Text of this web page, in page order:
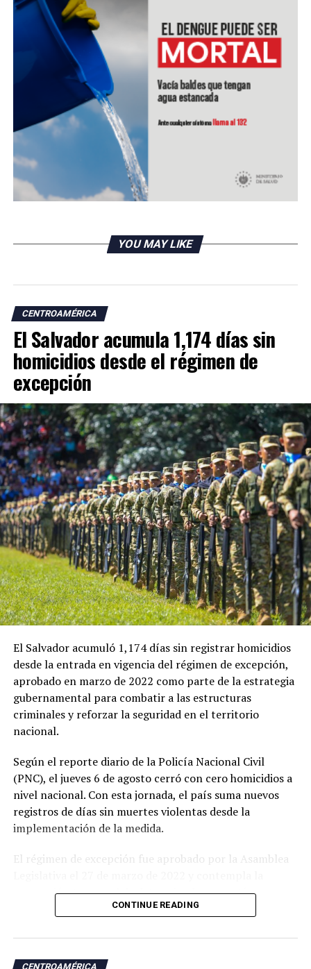
DON'T MISS
Costa Rica reporta solo 6 casos nuevos de Covid-19,
pero alertan riesgo de repunte
YOU MAY LIKE
CENTROAMÉRICA
El Salvador acumula 1,174 días sin
homicidios desde el régimen de
excepción
El Salvador acumuló 1,174 días sin registrar homicidios
desde la entrada en vigencia del régimen de excepción,
aprobado en marzo de 2022 como parte de la estrategia
gubernamental para combatir a las estructuras
criminales y reforzar la seguridad en el territorio
nacional.
Según el reporte diario de la Policía Nacional Civil
(PNC), el jueves 6 de agosto cerró con cero homicidios a
nivel nacional. Con esta jornada, el país suma nuevos
registros de días sin muertes violentas desde la
implementación de la medida.
El régimen de excepción fue aprobado por la Asamblea
suspensión temporal de determinadas garantías
constitucionales, lo que amplió las facultades de las
señaladas de pertenecer a estructuras criminales.
CONTINUE READING
CENTROAMÉRICA